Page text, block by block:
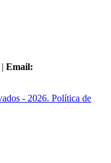
Email:
- 2026. Política de